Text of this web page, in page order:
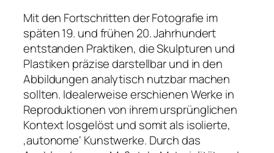
Mit den Fortschritten der Fotografie im
späten 19. und frühen 20. Jahrhundert
entstanden Praktiken, die Skulpturen und
Plastiken präzise darstellbar und in den
Abbildungen analytisch nutzbar machen
sollten. Idealerweise erschienen Werke in
Reproduktionen von ihrem ursprünglichen
Kontext losgelöst und somit als isolierte,
‚autonome‘ Kunstwerke. Durch das